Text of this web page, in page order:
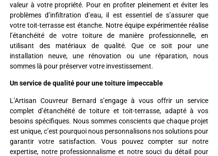
valeur à votre propriété. Pour en profiter pleinement et éviter les
problèmes d’infiltration d’eau, il est essentiel de s’assurer que
votre toit-terrasse est étanche. Notre équipe expérimentée réalise
l’étanchéité de votre toiture de manière professionnelle, en
utilisant des matériaux de qualité. Que ce soit pour une
installation neuve, une rénovation ou une réparation, nous
sommes là pour préserver votre investissement.
Un service de qualité pour une toiture impeccable
L’Artisan Couvreur Bernard s’engage à vous offrir un service
complet d’étanchéité de toiture et toit-terrasse, adapté à vos
besoins spécifiques. Nous sommes conscients que chaque projet
est unique, c’est pourquoi nous personnalisons nos solutions pour
garantir votre satisfaction. Vous pouvez compter sur notre
expertise, notre professionnalisme et notre souci du détail pour